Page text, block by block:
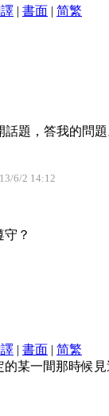
| 書面 | 简繁
話題，答我的問
6/2 14:12
？
| 書面 | 简繁
某一間那時候